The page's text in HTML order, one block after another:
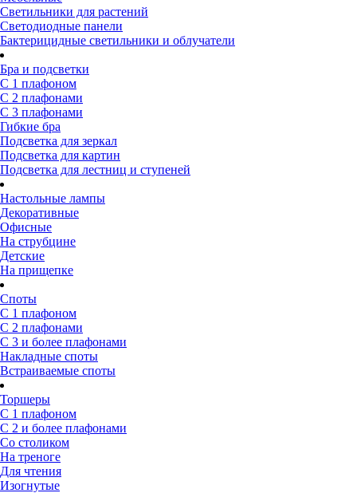
Светильники для растений
Светодиодные панели
Бактерицидные светильники и облучатели
Бра и подсветки
С 1 плафоном
С 2 плафонами
С 3 плафонами
Гибкие бра
Подсветка для зеркал
Подсветка для картин
Подсветка для лестниц и ступеней
Настольные лампы
Декоративные
Офисные
На струбцине
Детские
На прищепке
Споты
С 1 плафоном
С 2 плафонами
С 3 и более плафонами
Накладные споты
Встраиваемые споты
Торшеры
С 1 плафоном
С 2 и более плафонами
Со столиком
На треноге
Для чтения
Изогнутые